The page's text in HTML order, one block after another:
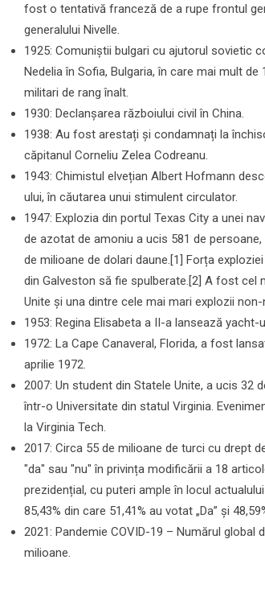
fost o tentativă franceză de a rupe frontul
generalului Nivelle.
1925: Comuniștii bulgari cu ajutorul sovietic
Nedelia în Sofia, Bulgaria, în care mai mult
militari de rang înalt.
1930: Declanșarea războiului civil în China.
1938: Au fost arestați și condamnați la
căpitanul Corneliu Zelea Codreanu.
1943: Chimistul elvețian Albert Hofmann
ului, în căutarea unui stimulent circulator.
1947: Explozia din portul Texas City a unei
de azotat de amoniu a ucis 581 de
de milioane de dolari daune.[1] Forța
din Galveston să fie spulberate.[2] A fost
Unite și una dintre cele mai mari explozii
1953: Regina Elisabeta a II-a lansează yacht-
1972: La Cape Canaveral, Florida, a fost
aprilie 1972.
2007: Un student din Statele Unite, a ucis 32
într-o Universitate din statul Virginia.
la Virginia Tech.
2017: Circa 55 de milioane de turci cu drept
"da" sau "nu" în privința modificării a 18
prezidențial, cu puteri ample în locul
85,43% din care 51,41% au votat „Da” și
2021: Pandemie COVID-19 – Numărul global
milioane.